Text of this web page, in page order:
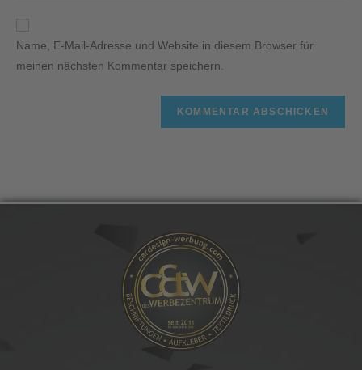
Name, E-Mail-Adresse und Website in diesem Browser für
meinen nächsten Kommentar speichern.